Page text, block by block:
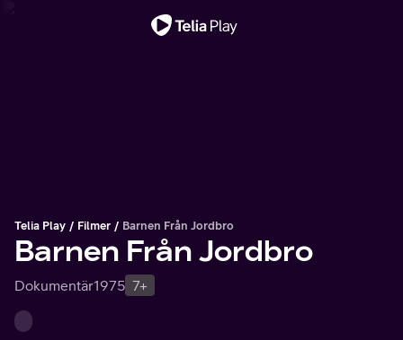
Telia Play Filmer Barnen Från Jordbro
Barnen Från Jordbro
Dokumentär1975 7+